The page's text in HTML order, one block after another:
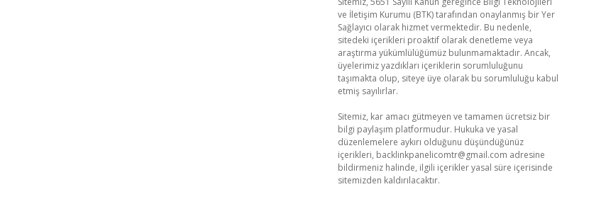
ve İletişim Kurumu (BTK) tarafından onaylanmış bir Yer
Sağlayıcı olarak hizmet vermektedir. Bu nedenle,
sitedeki içerikleri proaktif olarak denetleme veya
araştırma yükümlülüğümüz bulunmamaktadır. Ancak,
üyelerimiz yazdıkları içeriklerin sorumluluğunu
taşımakta olup, siteye üye olarak bu sorumluluğu kabul
etmiş sayılırlar.
Sitemiz, kar amacı gütmeyen ve tamamen ücretsiz bir
bilgi paylaşım platformudur. Hukuka ve yasal
düzenlemelere aykırı olduğunu düşündüğünüz
içerikleri, backlinkpanelicomtr@gmail.com adresine
bildirmeniz halinde, ilgili içerikler yasal süre içerisinde
sitemizden kaldırılacaktır.